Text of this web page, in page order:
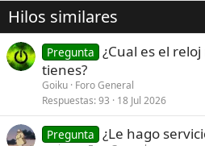
Hilos similares
Pregunta ¿Cual es el
tienes?
Goiku Foro General
Respuestas 93 18 Jul 2026
Pregunta ¿Le hago